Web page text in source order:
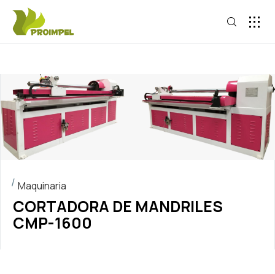
Maquinaria
CORTADORA DE MANDRILES
CMP-1600